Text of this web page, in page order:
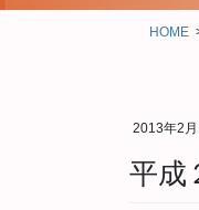
HOME
2013年2
平成